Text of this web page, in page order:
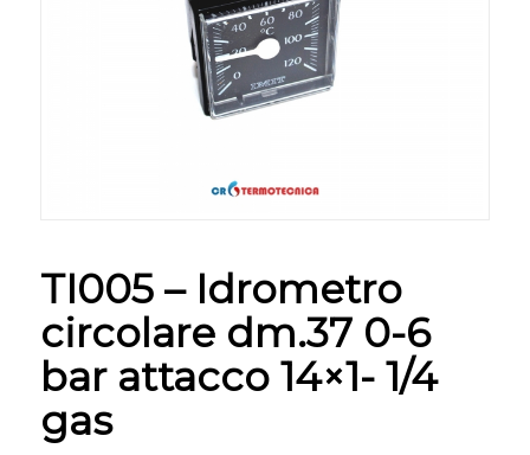
TI005 – Idrometro
circolare dm.37 0-6
bar attacco 14×1- 1/4
gas